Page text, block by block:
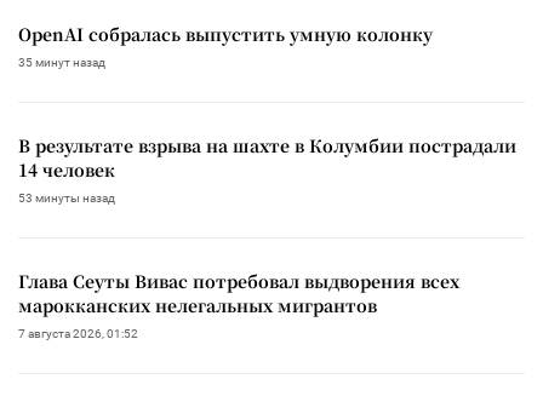
OpenAI собралась выпустить умную колонку
35 минут назад
В результате взрыва на шахте в Колумбии пострадали
14 человек
53 минуты назад
Глава Сеуты Вивас потребовал выдворения всех
марокканских нелегальных мигрантов
7 августа 2026, 01:52